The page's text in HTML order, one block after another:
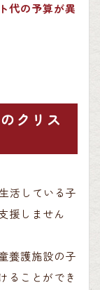
代の予算が異
クリス
活している子
援しません
養護施設の子
ることができ